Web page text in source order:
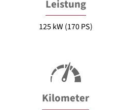
Leistung
125 kW (170 PS)
Kilometer